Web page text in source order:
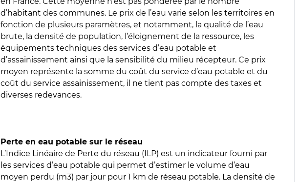
d’habitant des communes. Le prix de l’eau varie selon les territoires en
fonction de plusieurs paramètres, et notamment, la qualité de l’eau
brute, la densité de population, l’éloignement de la ressource, les
équipements techniques des services d’eau potable et
d’assainissement ainsi que la sensibilité du milieu récepteur. Ce prix
moyen représente la somme du coût du service d’eau potable et du
coût du service assainissement, il ne tient pas compte des taxes et
diverses redevances.
Perte en eau potable sur le réseau
L’Indice Linéaire de Perte du réseau (ILP) est un indicateur fourni par
les services d’eau potable qui permet d’estimer le volume d’eau
moyen perdu (m3) par jour pour 1 km de réseau potable. La densité de